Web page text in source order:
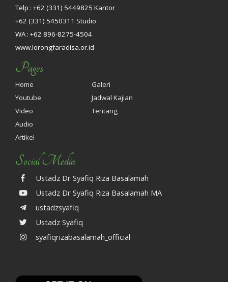
Telp : +62 (331) 5449825 Kantor
+62 (331) 5450311 Studio
WA : +62 896-8275-4504
www.lorongfaradisa.or.id
Pages
Home
Youtube
Video
Audio
Artikel
Galeri
Jadwal Kajian
Tentang
Social Media
Ustadz Dr Syafiq Riza Basalamah
Ustadz Dr Syafiq Riza Basalamah MA
ustadzsyafiq
Ustadz Syafiq
syafiqrizabasalamah_official